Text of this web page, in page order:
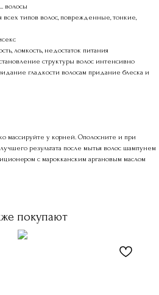
волосы
для всех типов волос, поврежденные, тонкие,
ломкость, недостаток питания
восстановление структуры волос интенсивно
гладкости волосам придание блеска и
массируйте у корней. Ополосните и при
результата после мытья волос шампунем
с марокканским аргановым маслом
покупают